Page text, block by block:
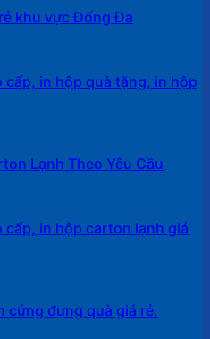
khu vực Đống Đa
cấp, in hộp quà tặng, in hộp
Lạnh Theo Yêu Cầu
cấp, in hộp carton lạnh giá
cứng đựng quà giá rẻ.